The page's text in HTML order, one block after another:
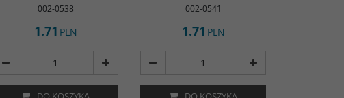
002-0538
1.71 PLN
002-0541
1.71 PLN